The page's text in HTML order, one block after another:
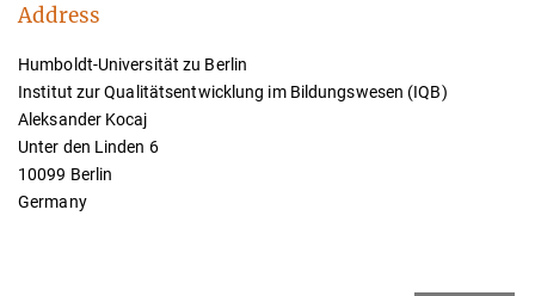
Address
Humboldt-Universität zu Berlin
Institut zur Qualitätsentwicklung im Bildungswesen (IQB)
Aleksander Kocaj
Unter den Linden 6
10099 Berlin
Germany